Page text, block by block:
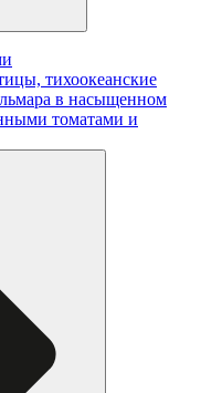
тихоокеанские
в насыщенном
томатами и